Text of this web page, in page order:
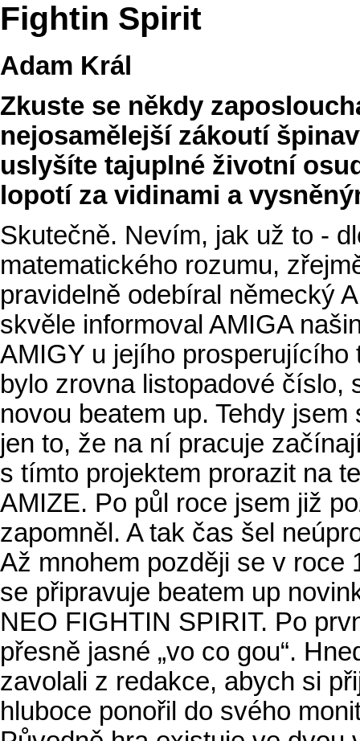
Fightin Spirit
Adam Král
Zkuste se někdy
nejosamělejší zákoutí
uslyšíte tajuplné životní
lopotí za vidinami a
Skutečně. Nevím, jak už to -
matematického rozumu,
pravidelně odebíral německý
skvěle informoval AMIGA
AMIGY u jejího
bylo zrovna listopadové číslo,
novou beatem up. Tehdy
jen to, že na ní pracuje
s tímto projektem prorazit na
AMIZE. Po půl roce jsem již
zapomněl. A tak čas šel
Až mnohem později se v roce
se připravuje beatem up
NEO FIGHTIN SPIRIT. Po
přesně jasné „vo co gou“.
zavolali z redakce, abych si
hluboce ponořil do svého